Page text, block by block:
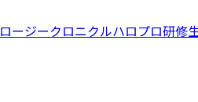
ロージークロニクルハロプロ研修